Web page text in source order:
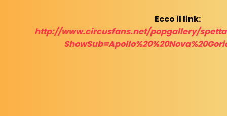
Ecco il link:
http://www.circusfans.net/popgallery/